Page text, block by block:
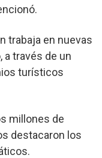
trabaja en nuevas
a través de un
turísticos
millones de
destacaron los